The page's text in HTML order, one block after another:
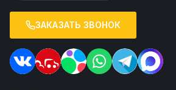
ЗАКАЗАТЬ ЗВОНОК